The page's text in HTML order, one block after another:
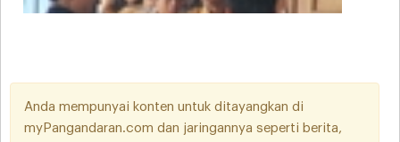
Anda mempunyai konten untuk ditayangkan di
myPangandaran.com dan jaringannya seperti berita,